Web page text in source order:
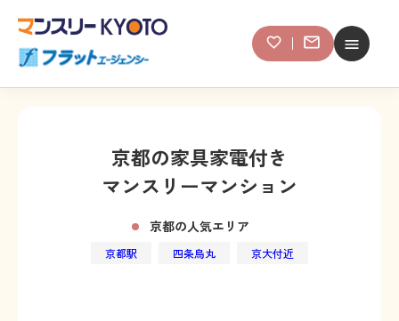
京都の家具家電付き
マンスリーマンション
京都の人気エリア
京都駅 四条烏丸 京大付近